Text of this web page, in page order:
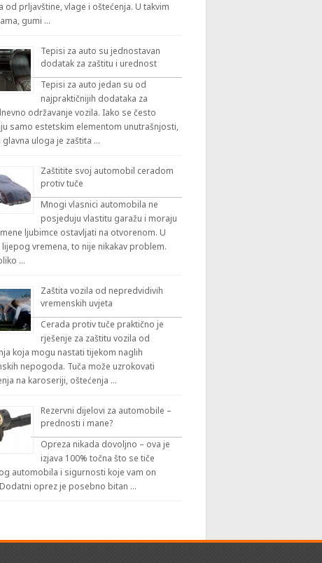
od prljavštine, vlage i oštećenja. U takvim
gumi …
Tepisi za auto su jednostavan
dodatak za zaštitu i urednost
Tepisi za auto jedan su od
najpraktičnijih dodataka za
održavanje vozila. Iako se često
samo estetskim elementom unutrašnjosti,
glavna uloga je zaštita …
Zaštitite svoj automobil ceradom
protiv tuče
Mnogi vlasnici automobila ne
posjeduju vlastitu garažu i moraju
ljubimce ostavljati na otvorenom. U
lijepog vremena, to nije nikakav problem.
…
Zaštita vozila od nepredvidivih
vremenskih uvjeta
Cerada protiv tuče praktično je
rješenje za zaštitu vozila od
koja mogu nastati tijekom naglih
nepogoda. Tuča može uzrokovati
na karoseriji, oštećenja …
Rezervni dijelovi za automobile –
prednosti i mane?
Opreza nikada dovoljno – ova je
izjava 100% točna što se tiče
automobila i sigurnosti koje vam on
oprez je posebno bitan …